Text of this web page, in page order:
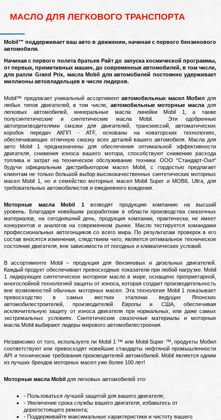
МАСЛО ДЛЯ ЛЕГКОВОГО ТРАНСПОРТА
Mobil™ поддерживает ваш авто в движении, начиная с первого бензинового
автомобиля.
Начиная с первого полета братьев Райт до запуска космической программы,
от первых, примитивных машин, до современных автомобилей, в том числе,
для ралли Grand Prix, масла Mobil для автомобилей постоянно удерживает
миллионы автовладельцев в числе лидеров.
Mobil™ предлагает уникальный ассортиментавтомобильных масел Мобил для
любых типов двигателей, в том числе, автомобильные моторные масла для
легковых автомобилей, минеральные масла линейки Mobil 1, а также
полусинтетические и синтетические масла Mobil.Эти одобренные
автопроизводителями смазки для двигателей, трансмиссий, автоматических
коробок передач АКПП - ATF, основаны на новаторских технологиях,
обеспечивающих отличную смазку всех деталей вашего автомобиля.Масла для
авто Mobil 1 предназначены для обеспечения оптимальной эффективности
двигателя, снижения износа вашего мотора, способствуют снижению расхода
топлива и затрат на техническое обслуживание техники. ООО "Стандарт-Оил"
будучи официальным дистрибьютором масел Mobil, с гордостью предлагает
клиентам не только большой выбор высококачественных синтетических моторных
масел Mobil 1, но и семейство моторных масел Mobil Super и MOBIL Ultra, для
требовательных автомобилистов и ежедневного вождения.
Моторные масла Mobil 1возводят продукцию компанию на высший
уровень. Благодаря новейшим разработкам в области производства смазочных
материалов, на сегодняшний день, продукция компании, практически, не имеет
конкурентов и аналогов на современном рынке. Масло тестируется командами
профессиональных автогонщиков со всего мира. По результатам проверок в его
состав вносятся изменения, следствием чего, является оптимальное техническое
состояние двигателя, вне зависимости от погодных и климатических условий.
В ассортименте Mobil – продукция для бензиновых и дизельных двигателей.
Каждый продукт обеспечивает превосходные показатели при любой нагрузке. Mobil
1 лидирующее синтетическое моторное масло в мире, оснащено проприетарной,
многослойной технологией защиты от износа, которая создает производительность
вне возможностей обычных моторных масел. Эта технология Mobil 1 показывает
превосходство в самых жестких эталонах ведущих Японских
автомобилестроителей, производителей Европы и США, обеспечивая
исключительную защиту от износа двигателя при нормальных, или даже самых
экстремальных условиях. Синтетические смазочные материалы и моторные
масла Mobil выбирают лидеры мирового автомобилестроения.
Независимо от того, используете ли Mobil 1 ™ или Mobil Super ™, продукты Мобил
соответствуют или превосходят новейшие стандарты нефтяной промышленности
API и технические требования производителей автомобилей. Mobil является одним
из лучших брендов моторных масел уже более 100 лет!
Моторные масла Mobil для легковых автомобилей это:
Пользоваться лучшей защитой для вашего двигателя;
Увеличение срока службы вашего двигателя, избавьтесь от
дорогостоящего ремонта;
Поддерживайте максимальные характеристики и чистоту вашего